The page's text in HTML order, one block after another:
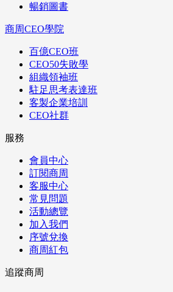
暢銷圖書
商周CEO學院
百億CEO班
CEO50失敗學
組織領袖班
駐足思考表達班
客製企業培訓
CEO社群
服務
會員中心
訂閱商周
客服中心
常見問題
活動總覽
加入我們
序號兌換
商周紅包
追蹤商周